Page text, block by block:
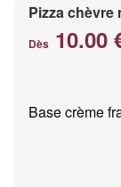
Pizza chèvre
Dès 10.00
Base crème